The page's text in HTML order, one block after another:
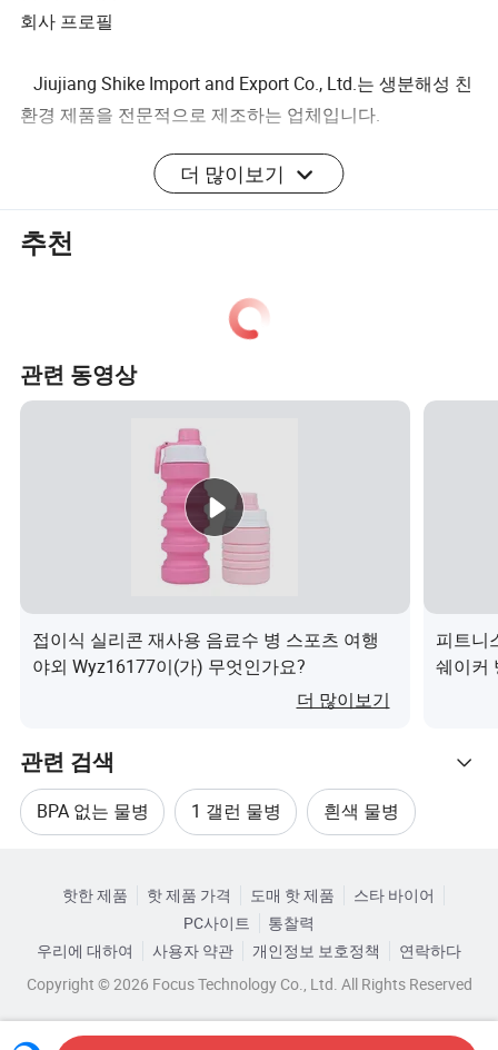
제품 이름
1갤런의 128oz 피트니스 센터
트로와 트리탄 물병 스포츠 주그
회사 프로필
Jiujiang Shike Import and Export Co., Ltd.는 생분해성 친
환경 제품을 전문적으로 제조하는 업체입니다.
대나무 섬유통, 어린이 세트, 플레이트, 용기, 커피 컵, 머그
컵, 캐니스터, 런치 박스 등 팩토리(Factory)도 있습니다
파스틱 물병(알칼리 물병, 셰이커 병 등)용 스테인리스 스
Snow Globe, Resin Figure, 장식 등). 당사는 60명 - 80명
의 직원과 20명의 영업 팀을 보유하고 있으며, 이를 통해 빠
르게 업무를 처리할 수 있습니다
회신, 편안한 서비스. 대부분 중요합니다. 우리 회사의 디
자이너 팀이 있습니다. 우리 제품으로부터 수백 명이 있습
맞춤형 제품을 만들 수 있는 참조 디자인.
우리의 장점
우리의 장점은 다음과 같습니다.
3.친환경 제품. 생분해성 또는 콤포세블 제품일 수 있습니
다.
MOQ 500평 디자인 기반의 맞춤형 디자인
6.24시간 서비스를 제공해 드립니다.
7.우리 제품은 낙하 테스트를 통과할 수 있습니다.
8.테스트 보고서: LFGB, DGCCRF 및 Prop 65.
9.아마존의 상위 10개 셀러는 아마존 고객입니다.
10.우리는 당신에게 드롭-배송 서비스를 제공할 수 있습니
더 많이보기
추천
관련 동영상
접이식 실리콘 재사용 음료수 병 스포츠 여행
야외 Wyz16177이(가) 무엇인가요?
더 많이보기
피트니
쉐이커
관련 검색
BPA 없는 물병 1 갤런 물병 흰색 물병
핫한 제품 핫 제품 가격 도매 핫 제품
스타 바이어
PC사이트
통찰력
우리에 대하여
사용자 약관 개인정보 보호정책
연락하다
Copyright © 2026 Focus Technology Co., Ltd. All Rights Reserved